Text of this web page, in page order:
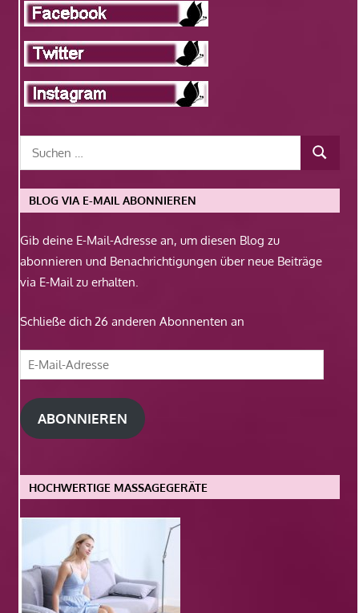
BLOG VIA E-MAIL ABONNIEREN
Gib deine E-Mail-Adresse an, um diesen Blog zu
abonnieren und Benachrichtigungen über neue Beiträge
via E-Mail zu erhalten.
Schließe dich 26 anderen Abonnenten an
E-
Mail-
Adresse
ABONNIEREN
HOCHWERTIGE MASSAGEGERÄTE